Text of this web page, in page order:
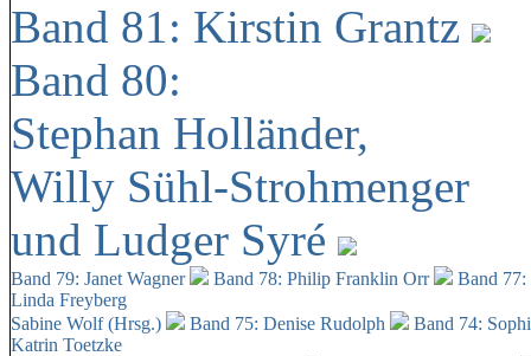
Band 81: Kirstin Grantz
Band 80:
Stephan Holländer,
Willy Sühl-Strohmenger
und Ludger Syré
Band 79: Janet Wagner Band 78: Philip Franklin Orr
Band
Linda Freyberg
Sabine Wolf (Hrsg.)
Band 75: Denise Rudolph
Band 74:
Katrin Toetzke